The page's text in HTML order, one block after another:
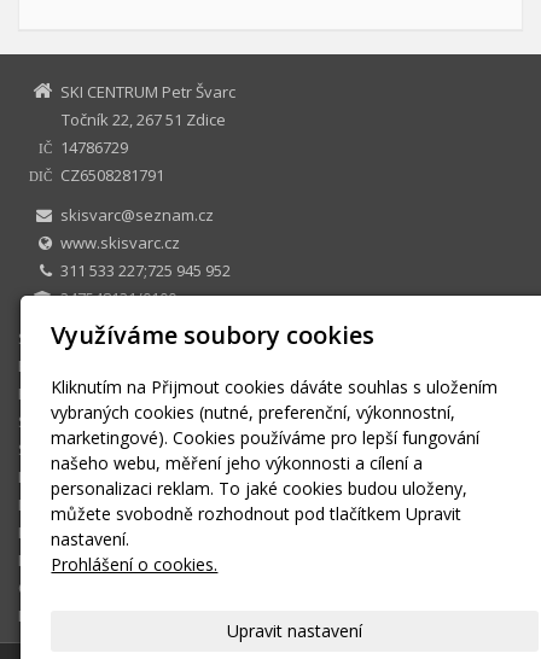
SKI CENTRUM Petr Švarc
Točník 22, 267 51 Zdice
IČ 14786729
DIČ
CZ6508281791
skisvarc@seznam.cz
www.skisvarc.cz
311 533 227;725 945 952
247548131/0100
SKI CENTRUM Petr Švarc
E-shop
Půjčovna
Sezonní půjčovné
Skiservis
Kontakt
Kontaktní formulář
Ke stažení
Montáž a seřízení vázání
OBCHODNÍ PODMÍNKY
Košík
Využíváme soubory cookies
Kliknutím na Přijmout cookies dáváte souhlas s uložením
vybraných cookies (nutné, preferenční, výkonnostní,
marketingové). Cookies používáme pro lepší fungování
našeho webu, měření jeho výkonnosti a cílení a
personalizaci reklam. To jaké cookies budou uloženy,
můžete svobodně rozhodnout pod tlačítkem Upravit
nastavení.
Prohlášení o cookies.
Upravit nastavení